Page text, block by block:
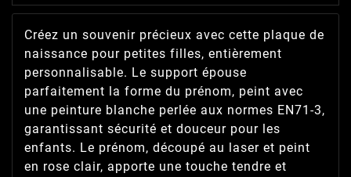
Créez un souvenir précieux avec cette plaque de
naissance pour petites filles, entièrement
personnalisable. Le support épouse
parfaitement la forme du prénom, peint avec
une peinture blanche perlée aux normes EN71-3,
garantissant sécurité et douceur pour les
enfants. Le prénom, découpé au laser et peint
en rose clair, apporte une touche tendre et